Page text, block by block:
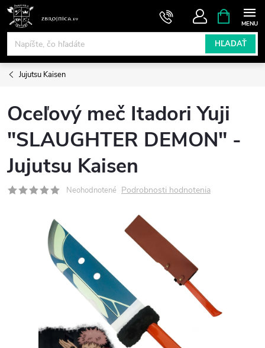
Prejsť
obsah
HĽADAŤ
KOŠÍK
Jujutsu Kaisen
Oceľový meč Itadori Yuji
"SLAUGHTER DEMON" -
Jujutsu Kaisen
Neohodnotené Podrobnosti hodnotenia